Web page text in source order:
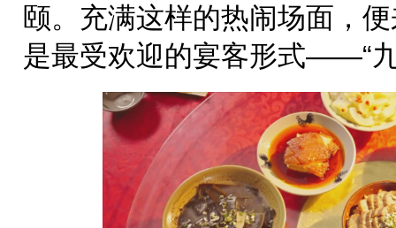
颐。充满这样的热闹场面，
是最受欢迎的宴客形式——“